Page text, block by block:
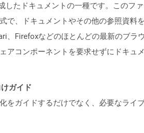
たドキュメントの一種です。このフ
、ドキュメントやその他の参照資料
、Firefoxなどのほとんどの最新のブラ
コンポーネントを要求せずにドキュ
ガイド
ガイドするだけでなく、必要なライ